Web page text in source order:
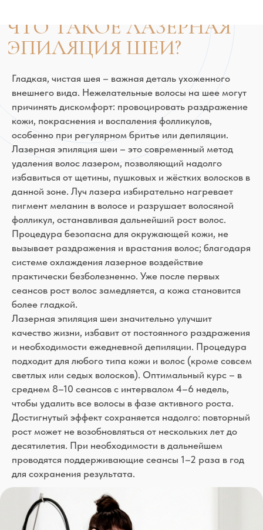
Гладкая, чистая шея – важная деталь ухоженного
внешнего вида. Нежелательные волосы на шее могут
причинять дискомфорт: провоцировать раздражение
особенно при регулярном бритье или депиляции.
Лазерная эпиляция шеи – это современный метод
удаления волос лазером, позволяющий надолго
избавиться от щетины, пушковых и жёстких волосков в
данной зоне. Луч лазера избирательно нагревает
пигмент меланин в волосе и разрушает волосяной
фолликул, останавливая дальнейший рост волос.
Процедура безопасна для окружающей кожи, не
вызывает раздражения и врастания волос; благодаря
системе охлаждения лазерное воздействие
практически безболезненно. Уже после первых
сеансов рост волос замедляется, а кожа становится
более гладкой.
Лазерная эпиляция шеи значительно улучшит
качество жизни, избавит от постоянного раздражения
и необходимости ежедневной депиляции. Процедура
подходит для любого типа кожи и волос (кроме совсем
светлых или седых волосков). Оптимальный курс – в
среднем 8–10 сеансов с интервалом 4–6 недель,
чтобы удалить все волосы в фазе активного роста.
Достигнутый эффект сохраняется надолго: повторный
рост может не возобновляться от нескольких лет до
десятилетия. При необходимости в дальнейшем
проводятся поддерживающие сеансы 1–2 раза в год
для сохранения результата.
Онлайн Запись
ФОТО ДО И ПОСЛЕ
ЛАЗЕРНОЙ
ЭПИЛЯЦИИ ШЕИ